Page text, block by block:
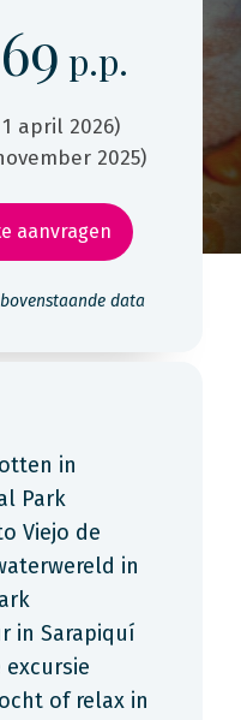
p.p.
april 2026)
2025)
aanvragen
data
in
Park
Viejo de
in
in Sarapiquí
of relax in